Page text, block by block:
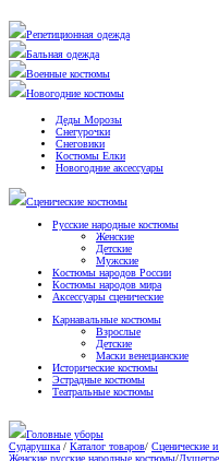
Репетиционная одежда
Бальная одежда
Военные костюмы
Новогодние костюмы
Деды Морозы
Снегурочки
Снеговики
Костюмы Елки
Новогодние аксессуары
Сценические костюмы
Русские народные костюмы
Женские
Детские
Мужские
Костюмы народов России
Костюмы народов мира
Аксессуары сценические
Карнавальные костюмы
Взрослые
Детские
Маски венецианские
Исторические костюмы
Эстрадные костюмы
Театральные костюмы
Головные уборы
Сударушка / Каталог товаров/ Сценические
Женские русские народные костюмы/